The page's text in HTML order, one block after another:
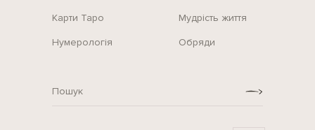
Карти Таро Мудрість життя
Нумерологія Обряди